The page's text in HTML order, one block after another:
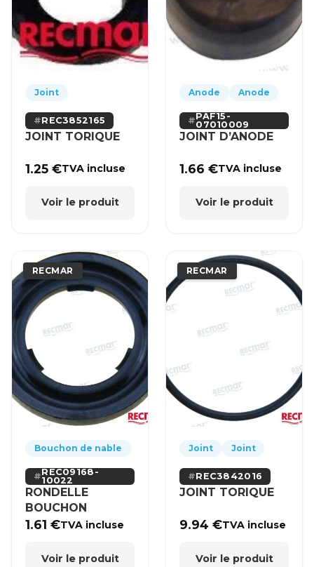
Joint
REC3852165
JOINT TORIQUE
1.25€TVA incluse
Voir le produit
Anode Anode
PAF15-
07010009
JOINT D’ANODE
1.66€TVA incluse
Voir le produit
RECMAR
Bouchon de nable
REC09168-
10022
RONDELLE
BOUCHON
1.61€TVA incluse
Voir le produit
RECMAR
Joint Joint
REC3842016
JOINT TORIQUE
9.94€TVA incluse
Voir le produit